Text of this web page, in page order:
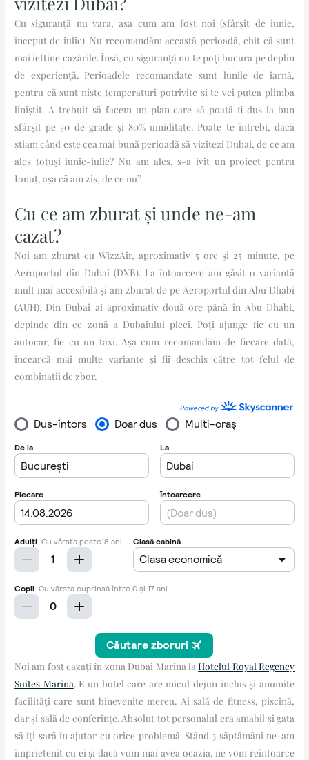
Cu siguranță nu vara, așa cum am fost noi (sfârșit de iunie,
început de iulie). Nu recomandăm această perioadă, chit că sunt
mai ieftine cazările. Însă, cu siguranță nu te poți bucura pe deplin
de experiență. Perioadele recomandate sunt lunile de iarnă,
pentru că sunt niște temperaturi potrivite și te vei putea plimba
liniștit. A trebuit să facem un plan care să poată fi dus la bun
sfârșit pe 50 de grade și 80% umiditate. Poate te întrebi, dacă
știam când este cea mai bună perioadă să vizitezi Dubai, de ce am
ales totuși iunie-iulie? Nu am ales, s-a ivit un proiect pentru
Ionuț, așa că am zis, de ce nu?
Cu ce am zburat și unde ne-am
cazat?
Noi am zburat cu WizzAir, aproximativ 5 ore și 25 minute, pe
Aeroportul din Dubai (DXB). La întoarcere am găsit o variantă
mult mai accesibilă și am zburat de pe Aeroportul din Abu Dhabi
(AUH). Din Dubai ai aproximativ două ore până în Abu Dhabi,
depinde din ce zonă a Dubaiului pleci. Poți ajunge fie cu un
autocar, fie cu un taxi. Așa cum recomandăm de fiecare dată,
încearcă mai multe variante și fii deschis către tot felul de
combinații de zbor.
Noi am fost cazați în zona Dubai Marina laHotelul Royal Regency
Suites Marina. E un hotel care are micul dejun inclus și anumite
facilități care sunt binevenite mereu. Ai sală de fitness, piscină,
dar și sală de conferințe. Absolut tot personalul era amabil și gata
să îți sară în ajutor cu orice problemă. Stând 3 săptămâni ne-am
împrietenit cu ei și dacă vom mai avea ocazia, ne vom reîntoarce